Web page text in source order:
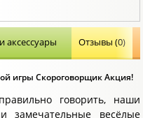
аксессуары Отзывы (0)
игры Скороговорщик Акция!
говорить, наши
замечательные весёлые